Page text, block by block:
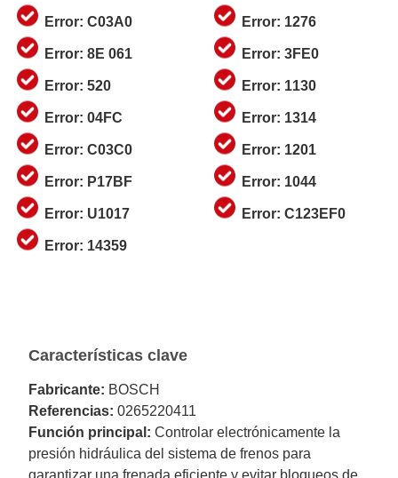
Error: C03A0
Error: 8E 061
Error: 520
Error: 04FC
Error: C03C0
Error: P17BF
Error: U1017
Error: 14359
Error: 1276
Error: 3FE0
Error: 1130
Error: 1314
Error: 1201
Error: 1044
Error: C123EF0
Características clave
Fabricante: BOSCH
Referencias: 0265220411
Función principal: Controlar electrónicamente la
presión hidráulica del sistema de frenos para
garantizar una frenada eficiente y evitar bloqueos de